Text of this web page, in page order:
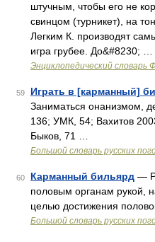
штучным, чтобы его не
свинцом (турникет), на
Легким К. производят
игра грубее. До&#8230; …
Энциклопедический
59 Играть в [карманный]
Заниматься онанизмом,
136; УМК, 54; Вахитов
Быков, 71 …
Большой словарь русских
60 Карманный бильярд —
половым органам рукой,
целью достижения
Большой словарь русских